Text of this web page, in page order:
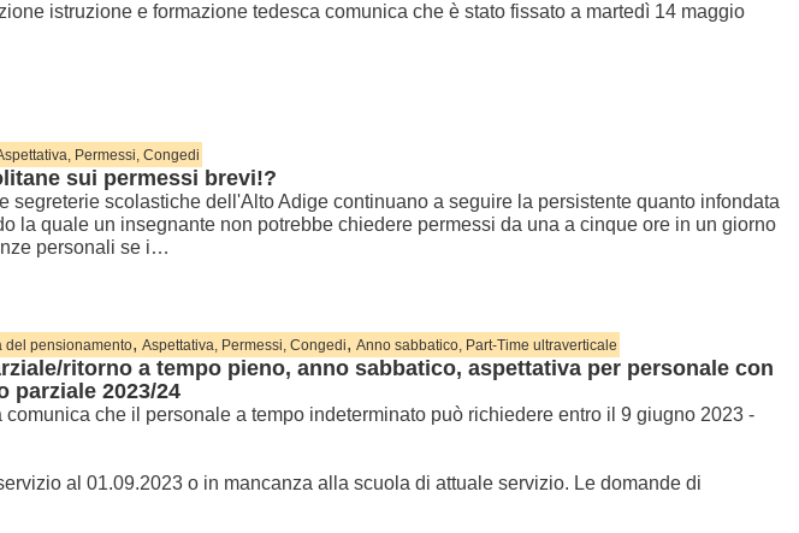
istruzione e formazione tedesca comunica che è stato fissato a martedì 14 maggio
Permessi, Congedi
sui permessi brevi!?
segreterie scolastiche dell'Alto Adige continuano a seguire la persistente quanto infondata
la quale un insegnante non potrebbe chiedere permessi da una a cinque ore in un giorno
personali se i…
del pensionamento, Aspettativa, Permessi, Congedi, Anno sabbatico, Part-Time ultraverticale
ritorno a tempo pieno, anno sabbatico, aspettativa per personale con
parziale 2023/24
che il personale a tempo indeterminato può richiedere entro il 9 giugno 2023 -
al 01.09.2023 o in mancanza alla scuola di attuale servizio. Le domande di